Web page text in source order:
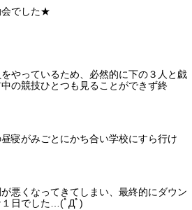
会でした★
やっているため、必然的に下の３人と戯
の競技ひとつも見ることができず終
寝がみごとにかち合い学校にすら行け
悪くなってきてしまい、最終的にダウン
１日でした…(ﾟДﾟ)